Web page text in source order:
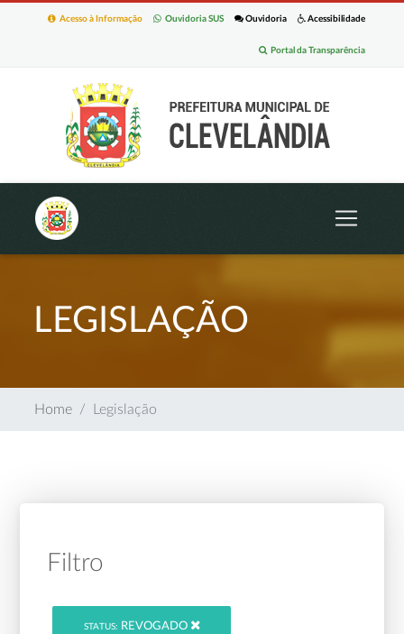
Acessibilidade
Ouvidoria
Ouvidoria SUS
Acesso à Informação
Portal da Transparência
LEGISLAÇÃO
Home Legislação
Filtro
STATUS: REVOGADO